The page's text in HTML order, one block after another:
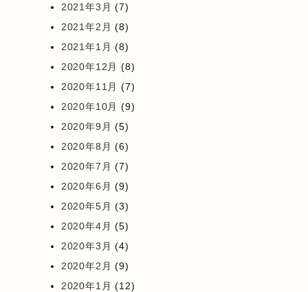
2021年3月 (7)
2021年2月 (8)
2021年1月 (8)
2020年12月 (8)
2020年11月 (7)
2020年10月 (9)
2020年9月 (5)
2020年8月 (6)
2020年7月 (7)
2020年6月 (9)
2020年5月 (3)
2020年4月 (5)
2020年3月 (4)
2020年2月 (9)
2020年1月 (12)